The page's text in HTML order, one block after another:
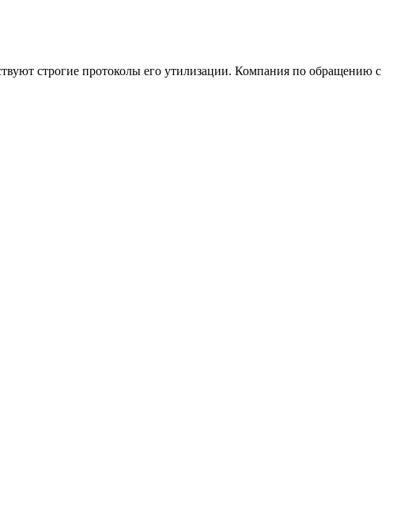
строгие протоколы его утилизации. Компания по обращению с